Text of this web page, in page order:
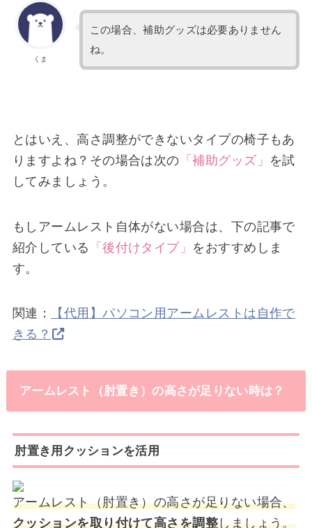
くま
この場合、補助グッズは必要ありません
ね。
とはいえ、高さ調整ができないタイプの椅子もあ
りますよね？その場合は次の 「補助グッズ」 を試
してみましょう。
もしアームレスト自体がない場合は、下の記事で
紹介している
「後付けタイプ」 をおすすめしま
す。
関連：
【代用】パソコン用アームレストは自作で
きる？
アームレスト（肘置き）の高さが足りない時は？
肘置き用クッションを活用
アームレスト（肘置き）の高さが足りない場合、
クッションを取り付けて高さを調整しましょう。